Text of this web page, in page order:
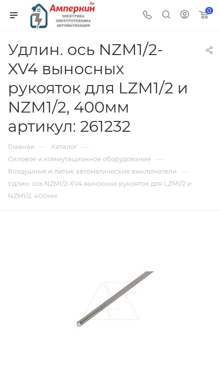
0
Удлин. ось NZM1/2-
XV4 выносных
рукояток для LZM1/2 и
NZM1/2, 400мм
артикул: 261232
Главная — Каталог —
Силовое и коммутационное оборудование —
Воздушные и литые автоматические выключатели —
Удлин. ось NZM1/2-XV4 выносных рукояток для LZM1/2 и
NZM1/2, 400мм